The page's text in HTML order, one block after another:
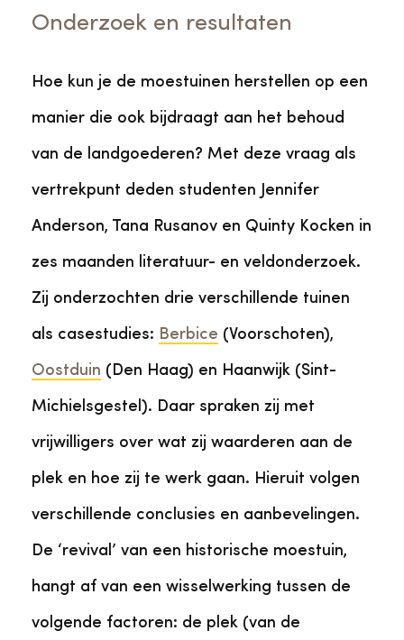
Onderzoek en resultaten
Hoe kun je de moestuinen herstellen op een
manier die ook bijdraagt aan het behoud
van de landgoederen? Met deze vraag als
vertrekpunt deden studenten Jennifer
Anderson, Tana Rusanov en Quinty Kocken in
zes maanden literatuur- en veldonderzoek.
Zij onderzochten drie verschillende tuinen
als casestudies: Berbice (Voorschoten),
Oostduin (Den Haag) en Haanwijk (Sint-
Michielsgestel). Daar spraken zij met
vrijwilligers over wat zij waarderen aan de
plek en hoe zij te werk gaan. Hieruit volgen
verschillende conclusies en aanbevelingen.
De ‘revival’ van een historische moestuin,
hangt af van een wisselwerking tussen de
volgende factoren: de plek (van de